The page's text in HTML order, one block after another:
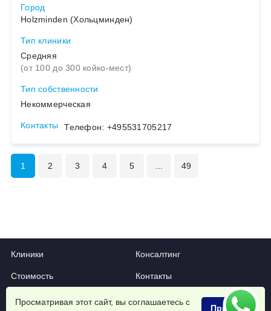
Город
Holzminden (Хольцминден)
Тип клиники
Средняя
(от 100 до 300 койко-мест)
Тип собственности
Некоммерческая
Контакты Телефон: +495531705217
1 2 3 4 5 49
4
6
Клиники
Стоимость
Сопровождение
Консалтинг
Контакты
Просматривая этот сайт, вы соглашаетесь с
Принять